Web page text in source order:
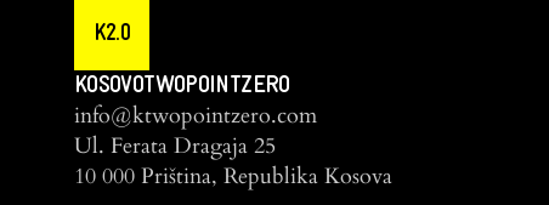
K2.0
KOSOVOTWOPOINTZERO
info@ktwopointzero.com
Ul. Ferata Dragaja 25
10 000 Priština, Republika Kosova